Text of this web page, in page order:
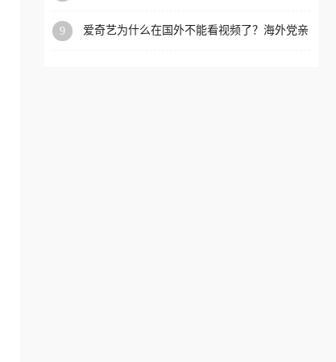
9
爱奇艺为什么在国外不能看视频了？海外党亲